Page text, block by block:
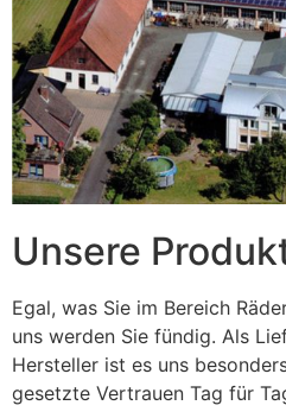
Unsere
Egal, was Sie im Bereich
uns werden Sie fündig. Als
Hersteller ist es uns
gesetzte Vertrauen Tag für